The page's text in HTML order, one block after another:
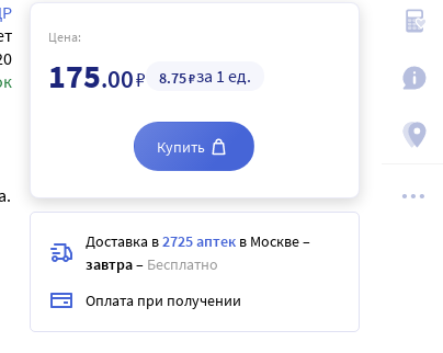
Цена:
175.00₽ 8.75₽за 1 ед.
Купить
Доставка в2725 аптек в Москве–
завтра– Бесплатно
Оплата при получении